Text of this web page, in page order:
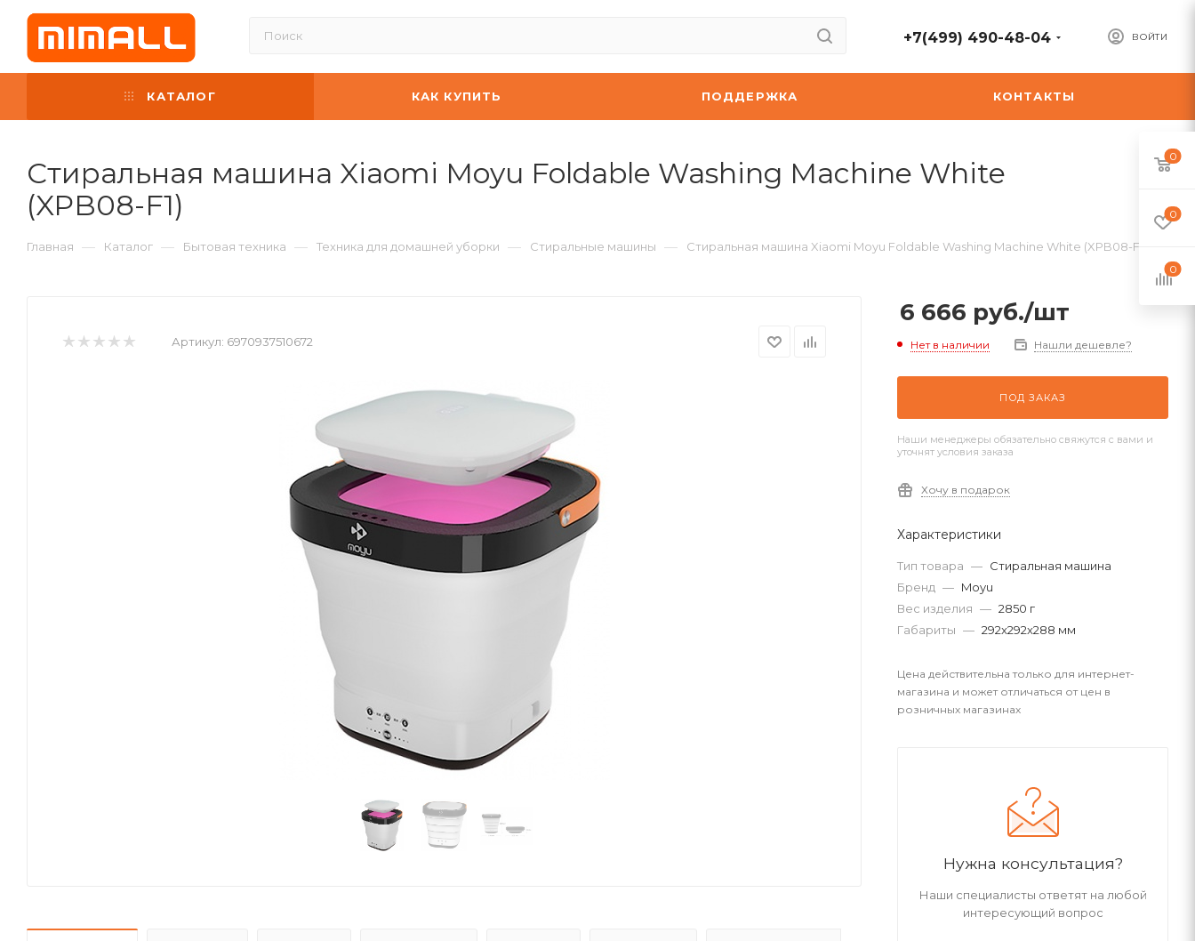
ВОЙТИ
+7(499) 490-48-04
КАТАЛОГ КАК КУПИТЬ ПОДДЕРЖКА КОНТАКТЫ
Стиральная машина Xiaomi Moyu Foldable Washing Machine White
(XPB08-F1)
Главная — Каталог — Бытовая техника — Техника для домашней уборки — Стиральные машины — Стиральная машина Xiaomi Moyu Foldable Washing Machine White (XPB08-F1)
Артикул: 6970937510672
6 666 руб./шт
Нет в наличии Нашли дешевле?
ПОД ЗАКАЗ
Наши менеджеры обязательно свяжутся с вами и
уточнят условия заказа
Хочу в подарок
Характеристики
Тип товара — Стиральная машина
Бренд — Moyu
Вес изделия — 2850 г
Габариты — 292x292x288 мм
Цена действительна только для интернет-
магазина и может отличаться от цен в
розничных магазинах
Нужна консультация?
Наши специалисты ответят на любой
интересующий вопрос
0
0
0